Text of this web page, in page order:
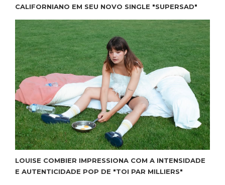
CALIFORNIANO EM SEU NOVO SINGLE "SUPERSAD"
LOUISE COMBIER IMPRESSIONA COM A INTENSIDADE
E AUTENTICIDADE POP DE "TOI PAR MILLIERS"